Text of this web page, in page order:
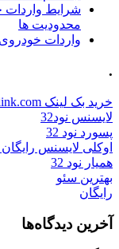
شرایط واردات
محدودیت ها
واردات
.
خرید بک لینک behtarinbacklink.com
لایسنس نود32
پسورد نود 32
اوکلی لایسنس رایگان
همیار نود 32
بهترین سئو
رایگان
آخرین دیدگاه‌ها